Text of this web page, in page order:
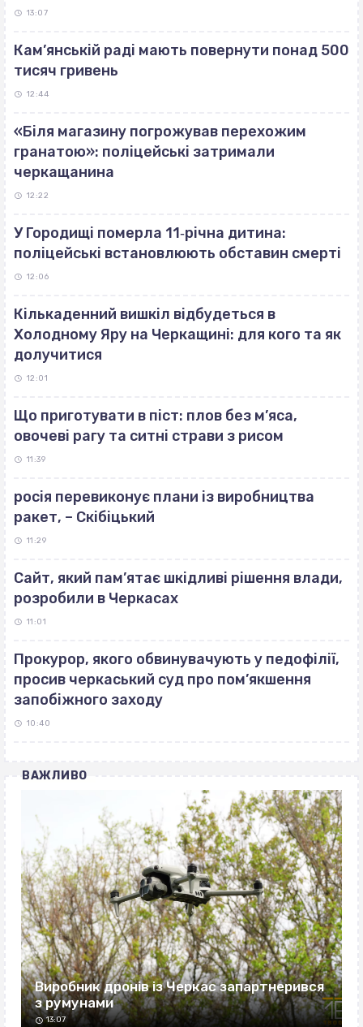
13:07
Кам’янській раді мають повернути понад 500
тисяч гривень
12:44
«Біля магазину погрожував перехожим
гранатою»: поліцейські затримали
черкащанина
12:22
У Городищі померла 11‐річна дитина:
поліцейські встановлюють обставин смерті
12:06
Кількаденний вишкіл відбудеться в
Холодному Яру на Черкащині: для кого та як
долучитися
12:01
Що приготувати в піст: плов без м’яса,
овочеві рагу та ситні страви з рисом
11:39
росія перевиконує плани із виробництва
ракет, – Скібіцький
11:29
Сайт, який пам’ятає шкідливі рішення влади,
розробили в Черкасах
11:01
Прокурор, якого обвинувачують у педофілії,
просив черкаський суд про пом’якшення
запобіжного заходу
10:40
ВАЖЛИВО
Виробник дронів із Черкас запартнерився
з румунами
13:07